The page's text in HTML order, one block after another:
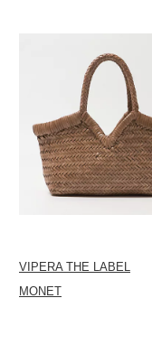
VIPERA THE LABEL
MONET